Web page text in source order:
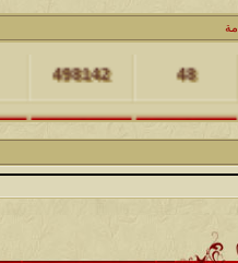
مشاركات المشاهدات
48
498142
مشاركات المشاهدات
17
231650
12